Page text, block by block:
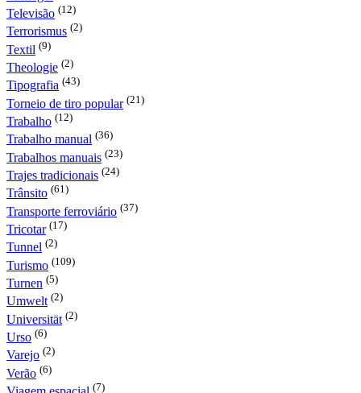
Televisão (12)
Terrorismus (2)
Textil (9)
Theologie (2)
Tipografia (43)
Torneio de tiro popular (21)
Trabalho (12)
Trabalho manual (36)
Trabalhos manuais (23)
Trajes tradicionais (24)
Trânsito (61)
Transporte ferroviário (37)
Tricotar (17)
Tunnel (2)
Turismo (109)
Turnen (5)
Umwelt (2)
Universität (2)
Urso (6)
Varejo (2)
Verão (6)
(7)